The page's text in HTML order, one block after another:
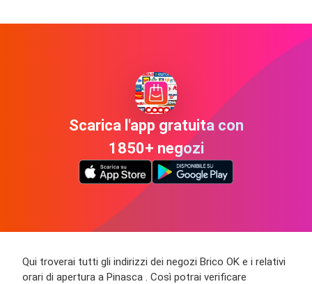
Scarica l'app gratuita con
1850+ negozi
Qui troverai tutti gli indirizzi dei negozi Brico OK e i relativi
orari di apertura a Pinasca . Così potrai verificare